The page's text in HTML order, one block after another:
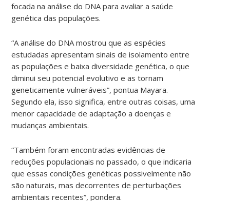
focada na análise do DNA para avaliar a saúde
genética das populações.
“A análise do DNA mostrou que as espécies
estudadas apresentam sinais de isolamento entre
as populações e baixa diversidade genética, o que
diminui seu potencial evolutivo e as tornam
geneticamente vulneráveis”, pontua Mayara.
Segundo ela, isso significa, entre outras coisas, uma
menor capacidade de adaptação a doenças e
mudanças ambientais.
“Também foram encontradas evidências de
reduções populacionais no passado, o que indicaria
que essas condições genéticas possivelmente não
são naturais, mas decorrentes de perturbações
ambientais recentes”, pondera.